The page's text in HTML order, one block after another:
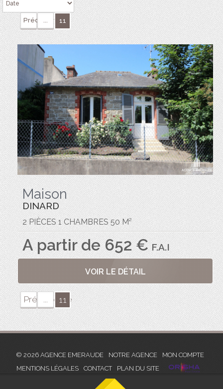
Précédente
... 11
Maison
DINARD
2 PIÈCES 1 CHAMBRES 50 M²
A partir de 652 €F.A.I
VOIR LE DÉTAIL
Précédente
... 11
© 2026 AGENCE EMERAUDE NOTRE AGENCE
MON COMPTE
MENTIONS LÉGALES
CONTACT PLAN DU SITE